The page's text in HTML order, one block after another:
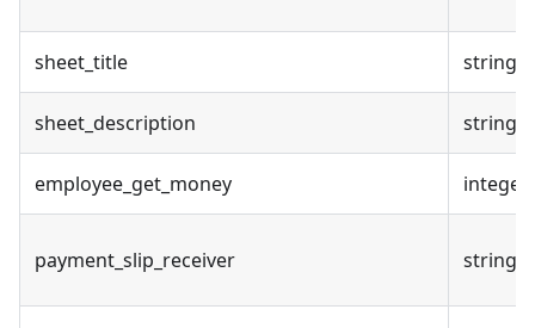
sheet_title string
sheet_description string
employee_get_money integer
payment_slip_receiver string